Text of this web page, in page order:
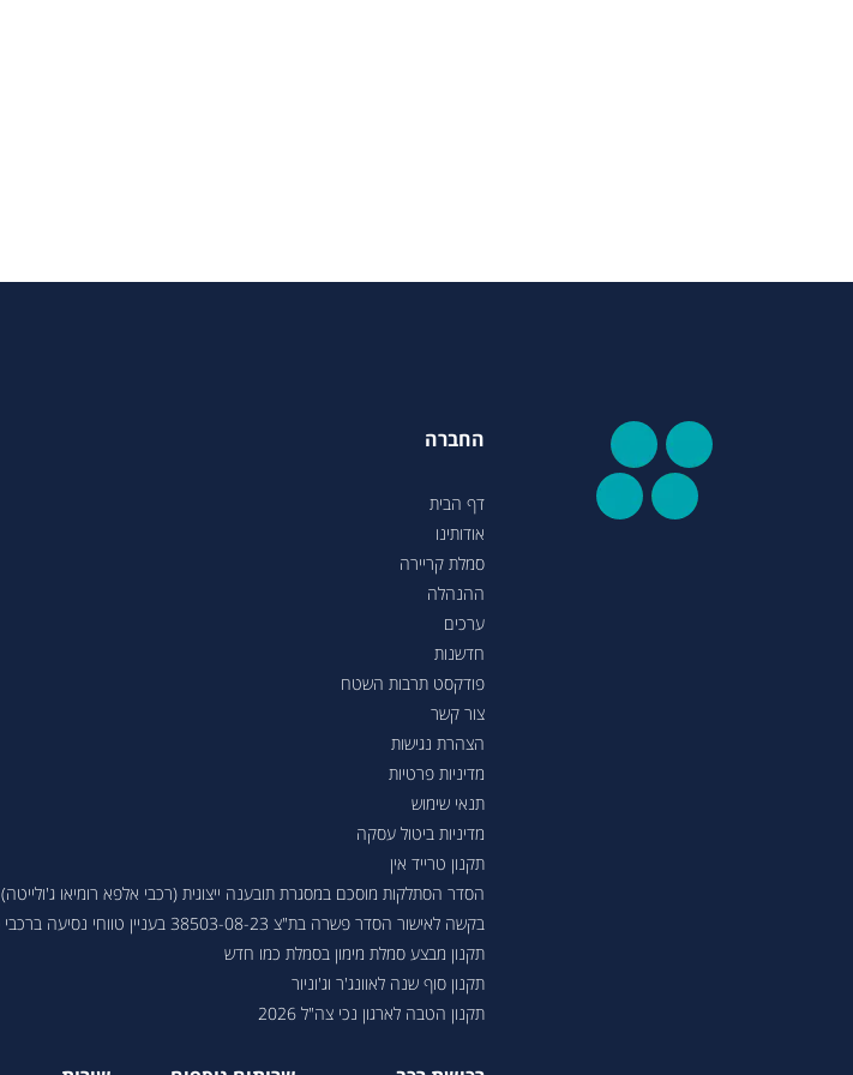
החברה
דף הבית
אודותינו
סמלת קריירה
ההנהלה
ערכים
חדשנות
פודקסט תרבות השטח
צור קשר
הצהרת נגישות
מדיניות פרטיות
תנאי שימוש
מדיניות ביטול עסקה
תקנון טרייד אין
הסדר הסתלקות מוסכם במסגרת תובענה ייצוגית (רכבי אלפא רומיאו ג'ולייטה)
בקשה לאישור הסדר פשרה בת"צ 38503-08-23 בעניין טווחי נסיעה ברכבי פיאט 500 חשמליים
תקנון מבצע סמלת מימון בסמלת כמו חדש
תקנון סוף שנה לאוונג'ר וג'וניור
תקנון הטבה לארגון נכי צה"ל 2026